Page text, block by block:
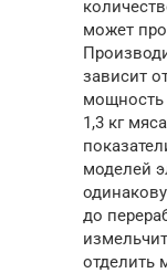
может
зависит
мощность
1,3 кг
моделей
до
отделить